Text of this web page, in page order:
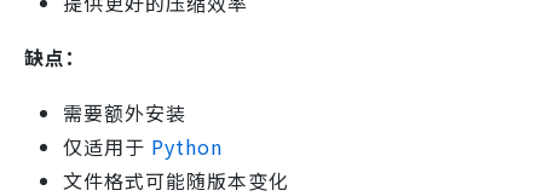
缺点：
需要额外安装
仅适用于 Python
文件格式可能随版本变化